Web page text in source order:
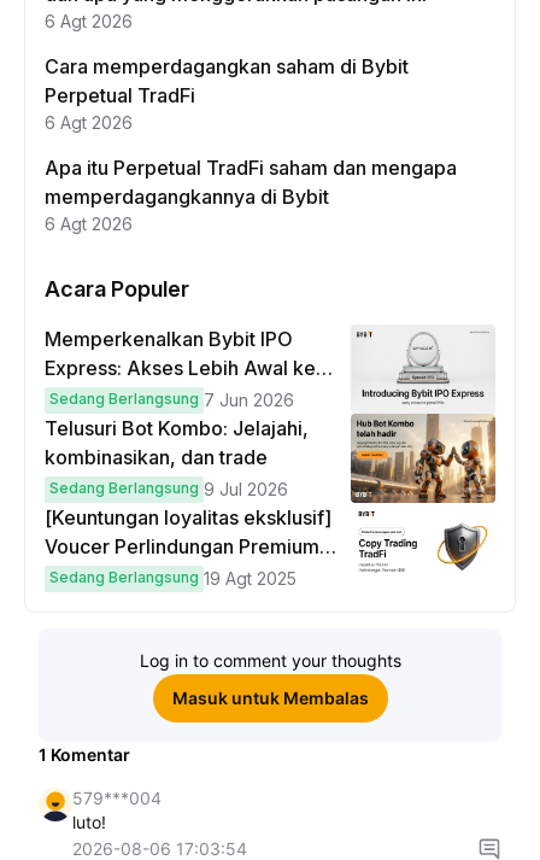
6 Agt 2026
Cara memperdagangkan saham di Bybit
Perpetual TradFi
6 Agt 2026
Apa itu Perpetual TradFi saham dan mengapa
memperdagangkannya di Bybit
6 Agt 2026
Acara Populer
Memperkenalkan Bybit IPO
Express: Akses Lebih Awal ke
IPO Global!
Sedang Berlangsung 7 Jun 2026
Telusuri Bot Kombo: Jelajahi,
kombinasikan, dan trade
Sedang Berlangsung 9 Jul 2026
[Keuntungan loyalitas eksklusif]
Voucer Perlindungan Premium
hingga $50
Sedang Berlangsung 19 Agt 2025
Log in to comment your thoughts
Masuk untuk Membalas
1 Komentar
579***004
luto!
2026-08-06 17:03:54